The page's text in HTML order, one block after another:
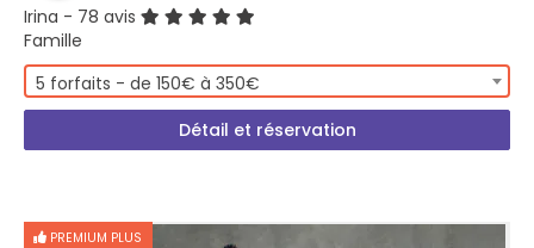
Irina - 78 avis
Famille
5 forfaits - de 150€ à 350€
Détail et réservation
PREMIUM PLUS